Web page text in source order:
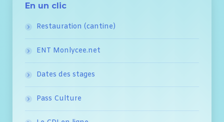
En un clic
Restauration (cantine)
ENT Monlycee.net
Dates des stages
Pass Culture